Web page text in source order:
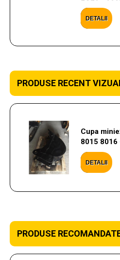
DETALII
PRODUSE RECENT
Cupa
8015 8016
DETALII
PRODUSE